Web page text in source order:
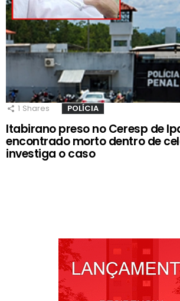
1 Shares POLÍCIA
Itabirano preso no Ceresp de
encontrado morto dentro de
investiga o caso